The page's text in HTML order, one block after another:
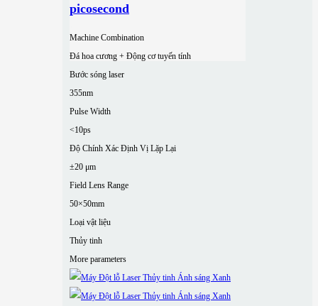
picosecond
Machine Combination
Đá hoa cương + Động cơ tuyến tính
Bước sóng laser
355nm
Pulse Width
<10ps
Độ Chính Xác Định Vị Lặp Lại
±20 μm
Field Lens Range
50×50mm
Loại vật liệu
Thủy tinh
More parameters